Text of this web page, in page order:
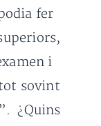
fer
i
sovint
¿Quins